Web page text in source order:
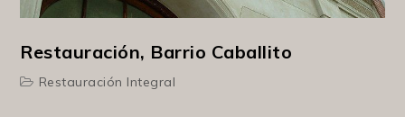
Restauración, Barrio Caballito
Restauración Integral